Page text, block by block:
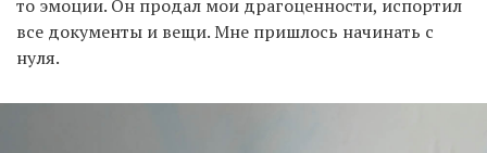
то эмоции. Он продал мои драгоценности, испортил
все документы и вещи. Мне пришлось начинать с
нуля.